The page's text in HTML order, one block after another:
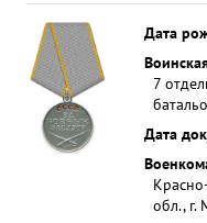
Дата
7
Дата
обл., г.